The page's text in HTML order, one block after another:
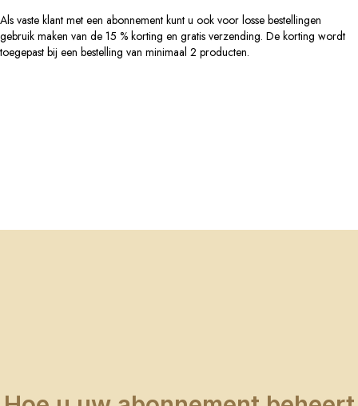
Als vaste klant met een abonnement kunt u ook voor losse bestellingen
gebruik maken van de 15 % korting en gratis verzending. De korting wordt
toegepast bij een bestelling van minimaal 2 producten.